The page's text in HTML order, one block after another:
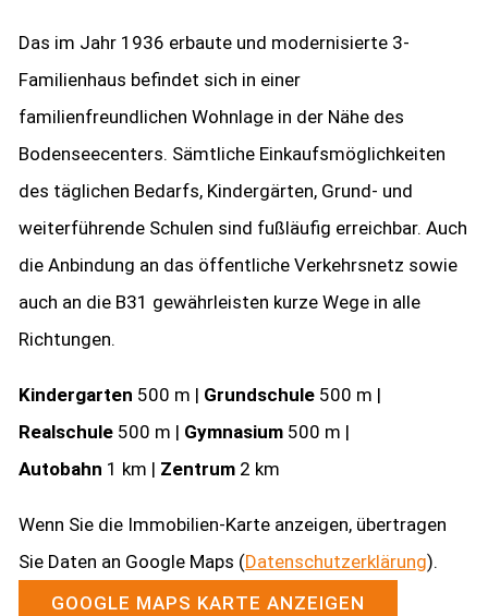
Das im Jahr 1936 erbaute und modernisierte 3-
Familienhaus befindet sich in einer
familienfreundlichen Wohnlage in der Nähe des
Bodenseecenters. Sämtliche Einkaufsmöglichkeiten
des täglichen Bedarfs, Kindergärten, Grund- und
weiterführende Schulen sind fußläufig erreichbar. Auch
die Anbindung an das öffentliche Verkehrsnetz sowie
auch an die B31 gewährleisten kurze Wege in alle
Richtungen.
Kindergarten 500 m | Grundschule 500 m |
Realschule 500 m | Gymnasium 500 m |
Autobahn 1 km | Zentrum 2 km
Wenn Sie die Immobilien-Karte anzeigen, übertragen
Sie Daten an Google Maps (Datenschutzerklärung).
GOOGLE MAPS KARTE ANZEIGEN